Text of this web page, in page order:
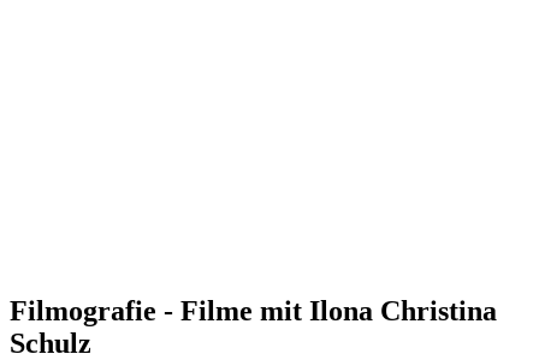
Filmografie - Filme mit Ilona Christina
Schulz